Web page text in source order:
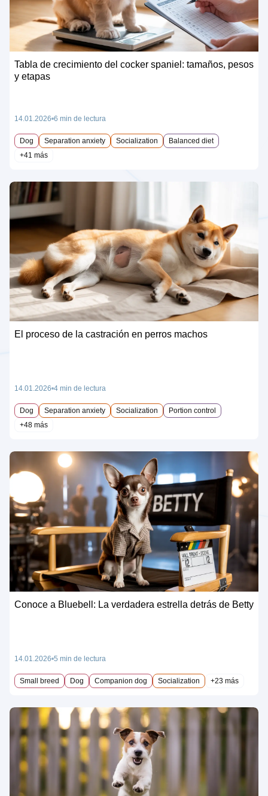
Tabla de crecimiento del cocker spaniel: tamaños, pesos
y etapas
14.01.2026 6 min de lectura
Dog Separation anxiety Socialization
Balanced diet
+41 más
El proceso de la castración en perros machos
14.01.2026 4 min de lectura
Dog Separation anxiety Socialization
Portion control
+48 más
Conoce a Bluebell: La verdadera estrella detrás de Betty
14.01.2026 5 min de lectura
Small breed Dog Companion dog Socialization +23 más